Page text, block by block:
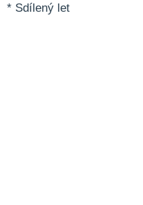
* Sdílený let